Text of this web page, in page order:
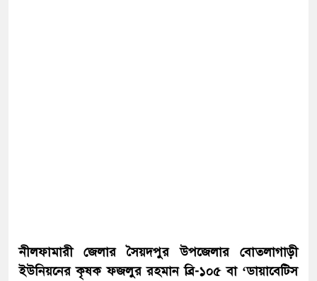
নীলফামারী জেলার সৈয়দপুর উপজেলার বোতলাগাড়ী
ইউনিয়নের কৃষক ফজলুর রহমান ব্রি-১০৫ বা ‘ডায়াবেটিস